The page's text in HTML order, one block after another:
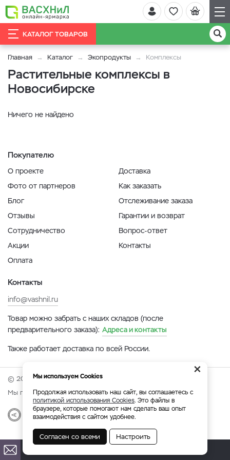
КАТАЛОГ ТОВАРОВ
Главная Каталог Экопродукты Комплексы
Растительные комплексы в
Новосибирске
Ничего не найдено
Покупателю
О проекте
Фото от партнеров
Блог
Отзывы
Сотрудничество
Акции
Оплата
Доставка
Как заказать
Отслеживание заказа
Гарантии и возврат
Вопрос-ответ
Контакты
Контакты
info@vashnil.ru
Товар можно забрать с наших складов (после
предварительного заказа): Адреса и контакты
Также работает доставка по всей России.
© 2026 Онлайн-ярмарка ВАСХНиЛ.
Мы принимаем:
Разработка|Веб-аналитика
×
Мы используем Cookies
Продолжая использовать наш сайт, вы соглашаетесь с
политикой использования Cookies. Это файлы в
браузере, которые помогают нам сделать ваш опыт
взаимодействия с сайтом удобнее.
Согласен со всеми Настроить